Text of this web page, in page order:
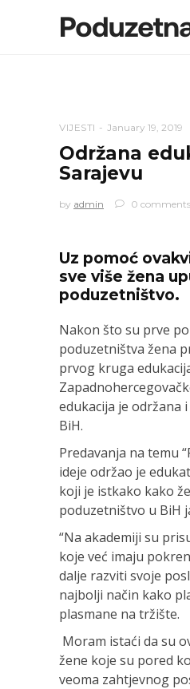
VIJESTI January 19, 2019
Održana
Sarajevu
by admin 0 comments
Uz pomoć
sve više žena
poduzetništvo.
Nakon što su prve
poduzetništva žena
prvog kruga
edukacija je održana
BiH.
Predavanja na temu
ideje održao je
koji je istkako kako
poduzetništvo u BiH
“Na akademiji su
koje već imaju
dalje razviti svoje
najbolji način kako
plasmane na tržište.
Moram istaći da su
žene koje su pored
veoma zahtjevnog